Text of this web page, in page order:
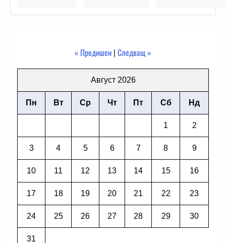
« Предишен | Следващ »
Август 2026
Пн Вт Ср Чт Пт Сб Нд
1 2
3 4 5 6 7 8 9
10 11 12 13 14 15 16
17 18 19 20 21 22 23
24 25 26 27 28 29 30
31